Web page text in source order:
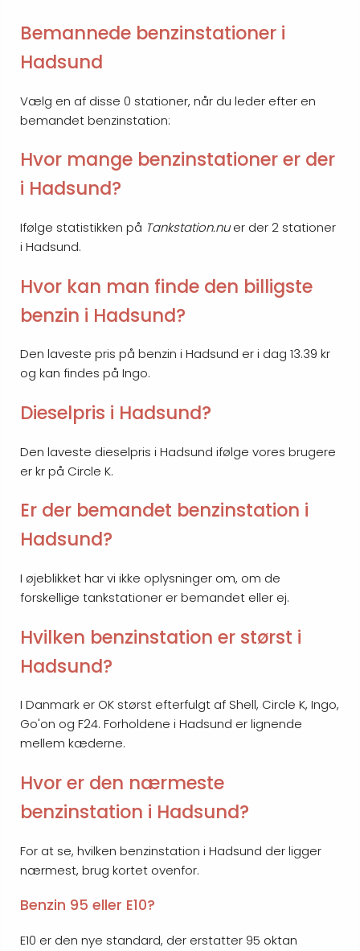
Bemannede benzinstationer i
Hadsund
Vælg en af disse 0 stationer, når du leder efter en
bemandet benzinstation:
Hvor mange benzinstationer er der
i Hadsund?
Ifølge statistikken på Tankstation.nuer der 2 stationer
i Hadsund.
Hvor kan man finde den billigste
benzin i Hadsund?
Den laveste pris på benzin i Hadsund er i dag 13.39 kr
og kan findes på Ingo.
Dieselpris i Hadsund?
Den laveste dieselpris i Hadsund ifølge vores brugere
er kr på Circle K.
Er der bemandet benzinstation i
Hadsund?
I øjeblikket har vi ikke oplysninger om, om de
forskellige tankstationer er bemandet eller ej.
Hvilken benzinstation er størst i
Hadsund?
I Danmark er OK størst efterfulgt af Shell, Circle K, Ingo,
Go'on og F24. Forholdene i Hadsund er lignende
mellem kæderne.
Hvor er den nærmeste
benzinstation i Hadsund?
For at se, hvilken benzinstation i Hadsund der ligger
nærmest, brug kortet ovenfor.
Benzin 95 eller E10?
E10 er den nye standard, der erstatter 95 oktan